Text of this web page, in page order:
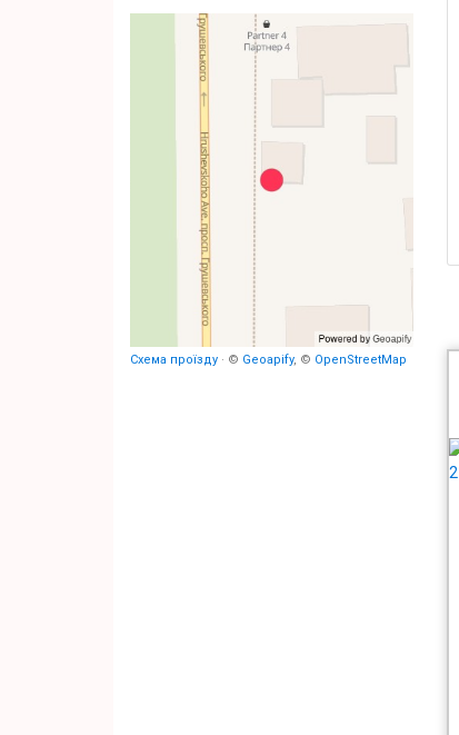
Схема проїзду · © Geoapify, © OpenStreetMap